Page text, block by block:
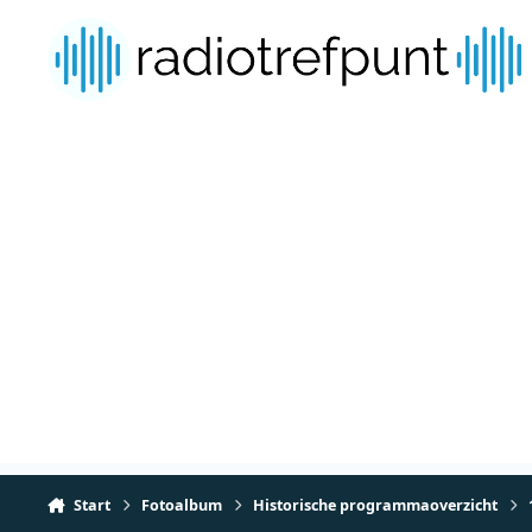
Start Fotoalbum Historische programmaoverzicht